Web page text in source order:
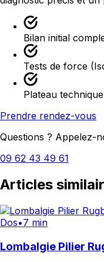
Bilan initial
Tests de force
Plateau
Prendre rendez-vous
Questions ? Appelez-
09 62 43 49 61
Articles
Dos•7 min
Lombalgie Pilier